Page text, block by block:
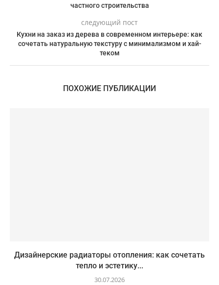
частного строительства
следующий пост
Кухни на заказ из дерева в современном интерьере: как
сочетать натуральную текстуру с минимализмом и хай-
теком
ПОХОЖИЕ ПУБЛИКАЦИИ
Дизайнерские радиаторы отопления: как сочетать
тепло и эстетику...
30.07.2026